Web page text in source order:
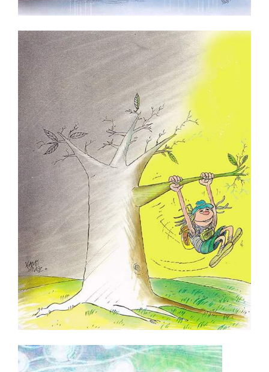
Refik Tiniş
Saadet Demir Yalçın
Sedat Öztürk
Sadık Pala
Selçuk Hünerli
Semih Balcıoğlu
Semih Bulgur
Semih Poroy
Serdar Günbilen
Serdar Karaman
Serdar Kıcıklar
Serhat Gürpınar
Serpil Kar
Seyit Saatçi
Soner Tuna
Sonay Yılmaz
Sönmez Yanardağ
Şadi Dinççağ
Şafak Tortu
Şahin Erkoçak (Sencer)
Şevket Yalaz
Tolga Sakarya